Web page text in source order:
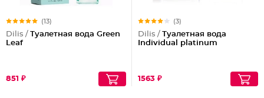
(13)
Dilis / Туалетная вода Green
Leaf
851 ₽
(3)
Dilis / Туалетная вода
Individual platinum
1563 ₽